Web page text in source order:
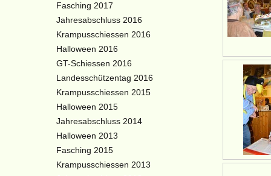
Fasching 2017
Jahresabschluss 2016
Krampusschiessen 2016
Halloween 2016
GT-Schiessen 2016
Landesschützentag 2016
Krampusschiessen 2015
Halloween 2015
Jahresabschluss 2014
Halloween 2013
Fasching 2015
Krampusschiessen 2013